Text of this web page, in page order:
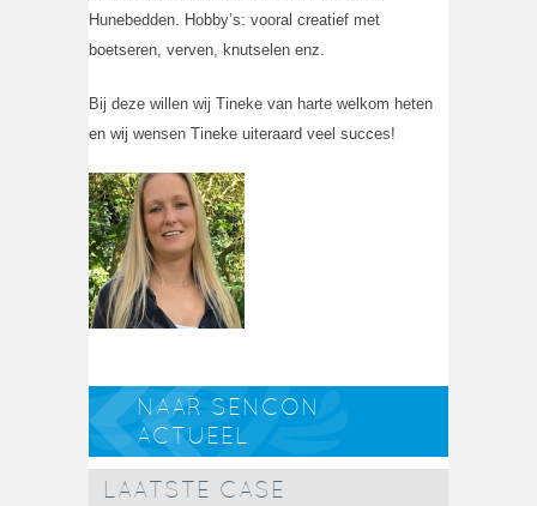
Hunebedden. Hobby’s: vooral creatief met
boetseren, verven, knutselen enz.
Bij deze willen wij Tineke van harte welkom heten
en wij wensen Tineke uiteraard veel succes!
NAAR SENCON
ACTUEEL
LAATSTE CASE